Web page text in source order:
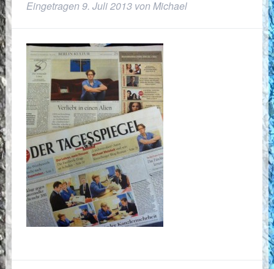
Eingetragen9. Juli 2013 vonMichael